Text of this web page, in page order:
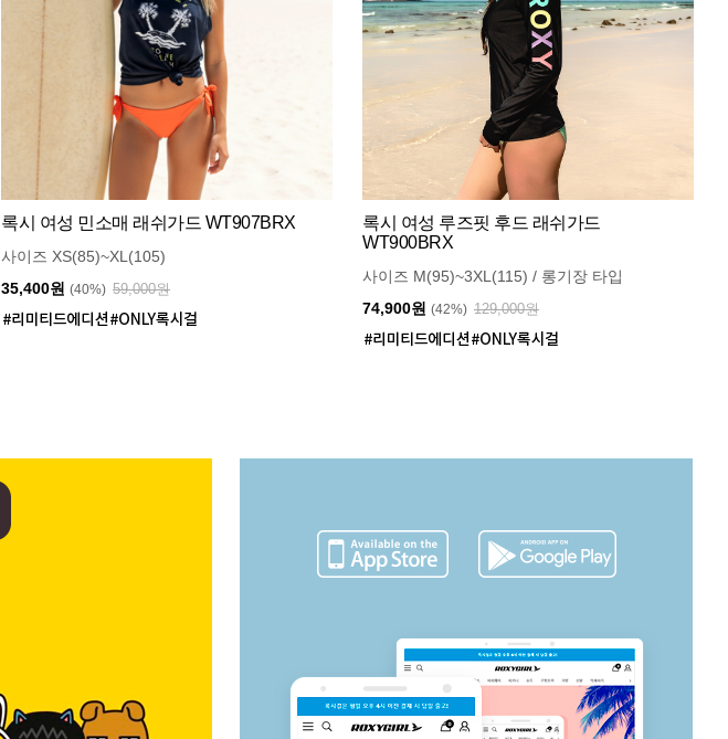
록시 여성 민소매 래쉬가드 WT907BRX
사이즈 XS(85)~XL(105)
35,400원 (40%) 59,000원
록시 여성 루즈핏 후드 래쉬가드
WT900BRX
사이즈 M(95)~3XL(115) / 롱기장 타입
74,900원 (42%) 129,000원